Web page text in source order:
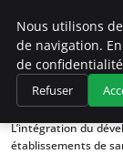
Accueil
L’intégration du
établissements de
Nous utilisons
de navigation.
de
Refuser